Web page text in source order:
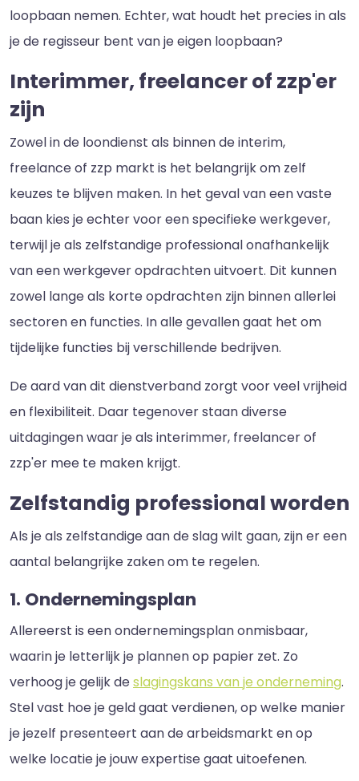
loopbaan nemen. Echter, wat houdt het precies in als
je de regisseur bent van je eigen loopbaan?
Interimmer, freelancer of zzp'er
zijn
Zowel in de loondienst als binnen de interim,
freelance of zzp markt is het belangrijk om zelf
keuzes te blijven maken. In het geval van een vaste
baan kies je echter voor een specifieke werkgever,
terwijl je als zelfstandige professional onafhankelijk
van een werkgever opdrachten uitvoert. Dit kunnen
zowel lange als korte opdrachten zijn binnen allerlei
sectoren en functies. In alle gevallen gaat het om
tijdelijke functies bij verschillende bedrijven.
De aard van dit dienstverband zorgt voor veel vrijheid
en flexibiliteit. Daar tegenover staan diverse
uitdagingen waar je als interimmer, freelancer of
zzp'er mee te maken krijgt.
Zelfstandig professional worden
Als je als zelfstandige aan de slag wilt gaan, zijn er een
aantal belangrijke zaken om te regelen.
1. Ondernemingsplan
Allereerst is een ondernemingsplan onmisbaar,
waarin je letterlijk je plannen op papier zet. Zo
verhoog je gelijk deslagingskans van je onderneming.
Stel vast hoe je geld gaat verdienen, op welke manier
je jezelf presenteert aan de arbeidsmarkt en op
welke locatie je jouw expertise gaat uitoefenen.